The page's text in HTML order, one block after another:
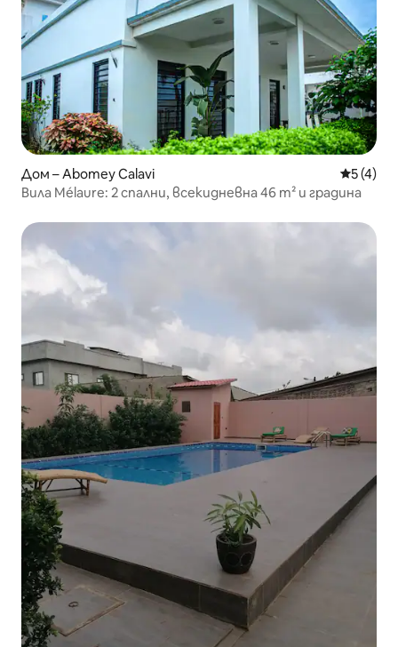
Дом – Abomey Calavi Средна
5 (4)
Вила Mélaure: 2 спални, всекидневна 46 m² и градина